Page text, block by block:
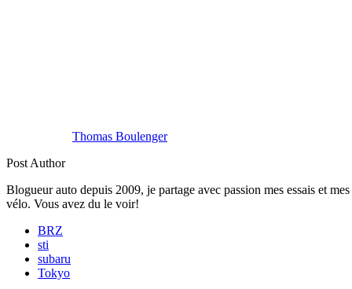
Thomas Boulenger
Post Author
Blogueur auto depuis 2009, je partage avec passion mes essais et
vélo. Vous avez du le voir!
BRZ
sti
subaru
Tokyo